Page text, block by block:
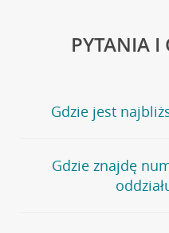
PYTANIA I
Gdzie jest
Jeśli szukasz oddziału
stronęPlacówki i
wygodna wyszukiwarka.
Gdzie znajdę